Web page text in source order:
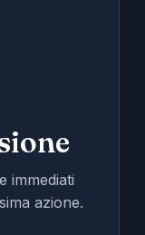
immediati
azione.